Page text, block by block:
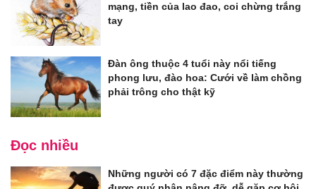
mạng, tiền của lao đao, coi chừng trắng
tay
Đàn ông thuộc 4 tuổi này nổi tiếng
phong lưu, đào hoa: Cưới về làm chồng
phải trông cho thật kỹ
Đọc nhiều
Những người có 7 đặc điểm này thường